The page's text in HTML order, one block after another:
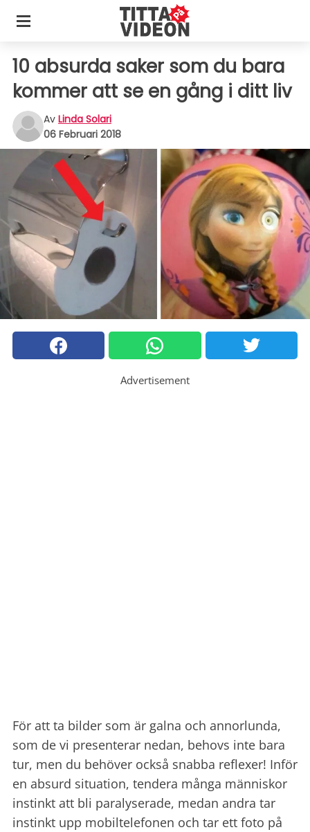
10 absurda saker som du bara
kommer att se en gång i ditt liv
Av Linda Solari
06 Februari 2018
Advertisement
För att ta bilder som är galna och annorlunda,
som de vi presenterar nedan, behovs inte bara
tur, men du behöver också snabba reflexer! Inför
en absurd situation, tendera många människor
instinkt att bli paralyserade, medan andra tar
instinkt upp mobiltelefonen och tar ett foto på